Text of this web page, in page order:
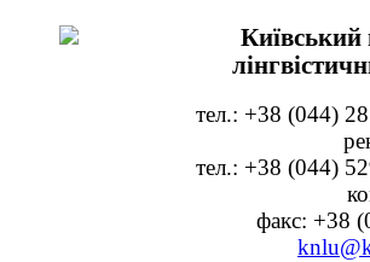
Київський
тел.: +38 (044)
тел.: +38 (044)
факс: +38